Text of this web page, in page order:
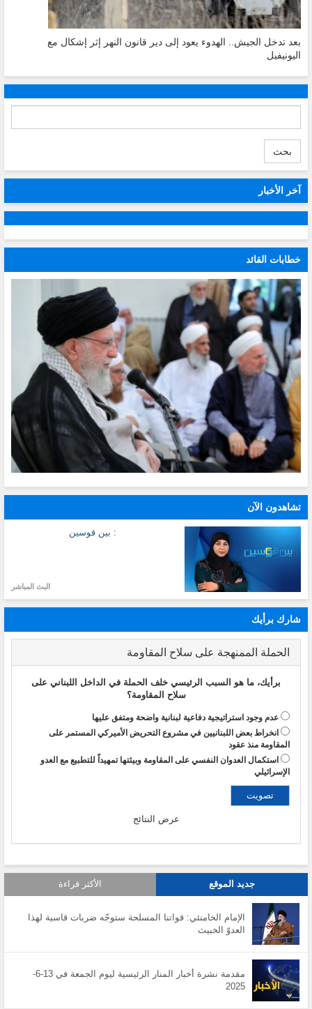
بعد تدخل الجيش.. الهدوء يعود إلى دير قانون النهر إثر إشكال مع
اليونيفيل
بحث
آخر الأخبار
خطابات القائد
تشاهدون الآن
: بين قوسين
البث المباشر
شارك برأيك
الحملة الممنهجة على سلاح المقاومة
برأيك، ما هو السبب الرئيسي خلف الحملة في الداخل اللبناني على
سلاح المقاومة؟
عدم وجود استراتيجية دفاعية لبنانية واضحة ومتفق عليها
انخراط بعض اللبنانيين في مشروع التحريض الأميركي المستمر على
المقاومة منذ عقود
استكمال العدوان النفسي على المقاومة وبيئتها تمهيداً للتطبيع مع العدو
الإسرائيلي
عرض النتائج
جديد الموقع الأكثر قراءة
الإمام الخامنئي: قواتنا المسلحة ستوجّه ضربات قاسية لهذا
العدوّ الخبيث
مقدمة نشرة أخبار المنار الرئيسية ليوم الجمعة في 13-6-
2025